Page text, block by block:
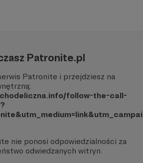
Patronite.pl
Patronite i przejdziesz na
follow-the-call-
nie ponosi odpowiedzialności za
odwiedzanych witryn.